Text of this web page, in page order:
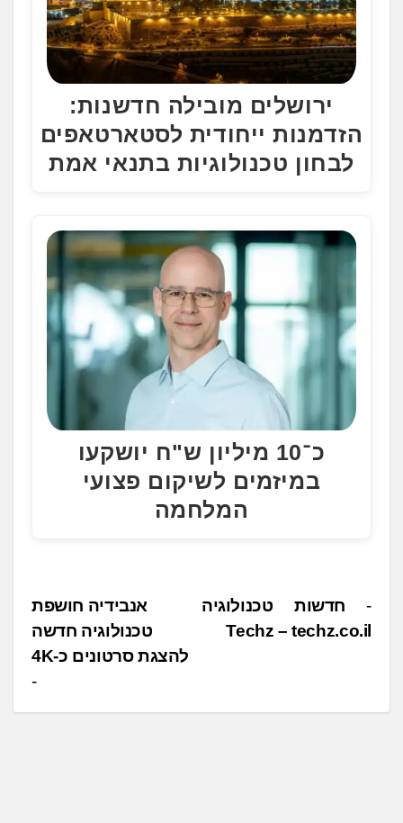
ירושלים מובילה חדשנות:
הזדמנות ייחודית לסטארטאפים
לבחון טכנולוגיות בתנאי אמת
כ־10 מיליון ש"ח יושקעו
במיזמים לשיקום פצועי
המלחמה
נ
י
אנבידיה חושפת
טכנולוגיה חדשה
להצגת סרטונים כ-4K
חדשות טכנולוגיה
Techz – techz.co.il